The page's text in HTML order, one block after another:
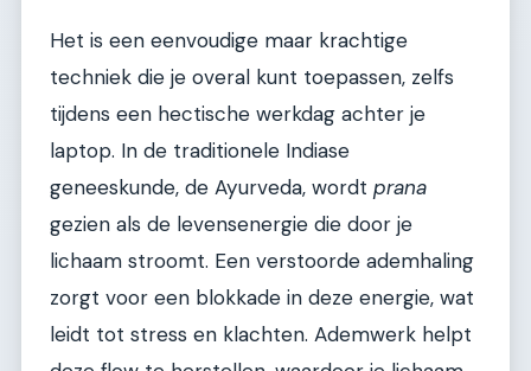
Het is een eenvoudige maar krachtige
techniek die je overal kunt toepassen, zelfs
tijdens een hectische werkdag achter je
laptop. In de traditionele Indiase
geneeskunde, de Ayurveda, wordt prana
gezien als de levensenergie die door je
lichaam stroomt. Een verstoorde ademhaling
zorgt voor een blokkade in deze energie, wat
leidt tot stress en klachten. Ademwerk helpt